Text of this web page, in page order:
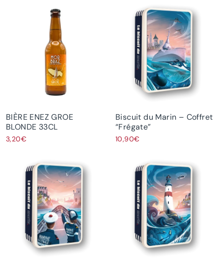
BIÈRE ENEZ GROE
BLONDE 33CL
3,20€
Biscuit du Marin – Coffret
“Frégate”
10,90€